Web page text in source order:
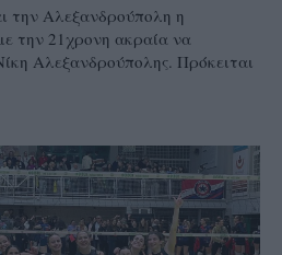
την Αλεξανδρούπολη η
την 21χρονη ακραία να
Αλεξανδρούπολης. Πρόκειται